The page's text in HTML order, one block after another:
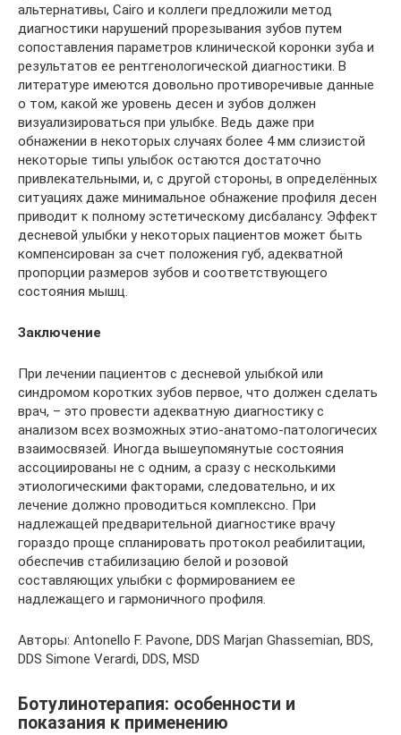
альтернативы, Cairo и коллеги предложили метод
диагностики нарушений прорезывания зубов путем
сопоставления параметров клинической коронки зуба и
результатов ее рентгенологической диагностики. В
литературе имеются довольно противоречивые данные
о том, какой же уровень десен и зубов должен
визуализироваться при улыбке. Ведь даже при
обнажении в некоторых случаях более 4 мм слизистой
некоторые типы улыбок остаются достаточно
привлекательными, и, с другой стороны, в определённых
ситуациях даже минимальное обнажение профиля десен
приводит к полному эстетическому дисбалансу. Эффект
десневой улыбки у некоторых пациентов может быть
компенсирован за счет положения губ, адекватной
пропорции размеров зубов и соответствующего
состояния мышц.
Заключение
При лечении пациентов с десневой улыбкой или
синдромом коротких зубов первое, что должен сделать
врач, – это провести адекватную диагностику с
анализом всех возможных этио-анатомо-патологичесих
взаимосвязей. Иногда вышеупомянутые состояния
ассоциированы не с одним, а сразу с несколькими
этиологическими факторами, следовательно, и их
лечение должно проводиться комплексно. При
надлежащей предварительной диагностике врачу
гораздо проще спланировать протокол реабилитации,
обеспечив стабилизацию белой и розовой
составляющих улыбки с формированием ее
надлежащего и гармоничного профиля.
Авторы: Antonello F. Pavone, DDS Marjan Ghassemian, BDS,
DDS Simone Verardi, DDS, MSD
Ботулинотерапия: особенности и
показания к применению